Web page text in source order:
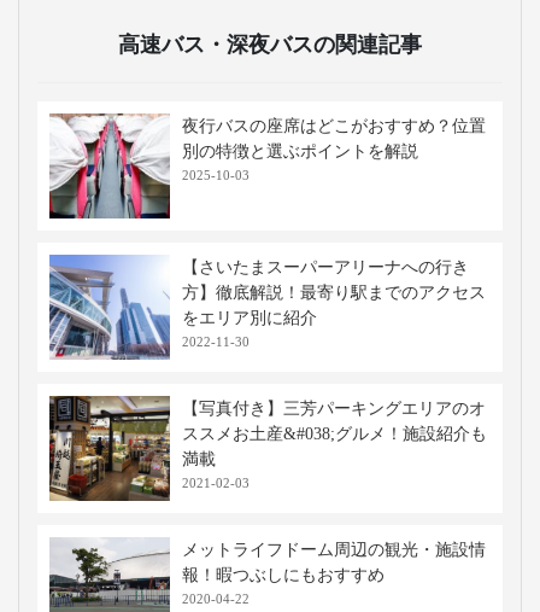
高速バス・深夜バスの関連記事
夜行バスの座席はどこがおすすめ？位置
別の特徴と選ぶポイントを解説
2025-10-03
【さいたまスーパーアリーナへの行き
方】徹底解説！最寄り駅までのアクセス
をエリア別に紹介
2022-11-30
【写真付き】三芳パーキングエリアのオ
ススメお土産&#038;グルメ！施設紹介も
満載
2021-02-03
メットライフドーム周辺の観光・施設情
報！暇つぶしにもおすすめ
2020-04-22